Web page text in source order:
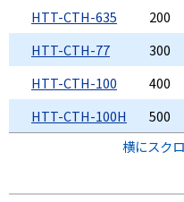
HTT-CTH-635
200
HTT-CTH-77
300
HTT-CTH-100
400
HTT-CTH-100H
500
横にスク